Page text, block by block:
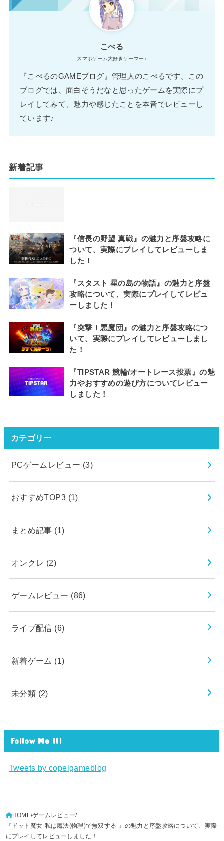
こぺる
スマホゲーム大好きゲーマー♪
『こぺるのGAMEブログ』管理人のこぺるです。この
ブログでは、面白そうだなと思ったゲームを実際にプ
レイしてみて、魅力や感じたことを本音でレビューし
ています♪
新着記事
『信長の野望 真戦』の魅力と序盤攻略に
ついて、実際にプレイしてレビューしま
した！
『スタスト 星の島の物語』の魅力と序盤
攻略について、実際にプレイしてレビュ
ーしました！
『突撃！悪魔団』の魅力と序盤攻略につ
いて、実際にプレイしてレビューしまし
た！
『TIPSTAR 競輪/オートレース投票』の魅
力やおすすめの遊び方についてレビュー
しました！
カテゴリー
PCゲームレビュー (3)
おすすめTOP3 (1)
まとめ記事 (1)
オンクレ (2)
ゲームレビュー (86)
ライブ配信 (6)
新着ゲーム (1)
未分類 (2)
Follow Me !!!
Tweets by copelgameblog
HOME ゲームレビュー
『ドット魔女-私は魔法(物理)で無双する-』の魅力と序盤攻略について、実際
にプレイしてレビューしました！